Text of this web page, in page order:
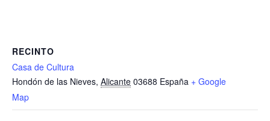
RECINTO
Casa de Cultura
Hondón de las Nieves, Alicante 03688 España + Google
Map